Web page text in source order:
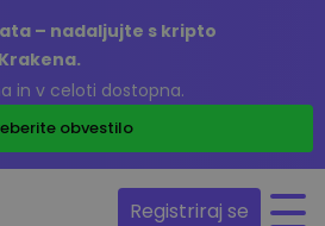
– nadaljujte s kripto
in v celoti dostopna.
obvestilo
Registriraj se